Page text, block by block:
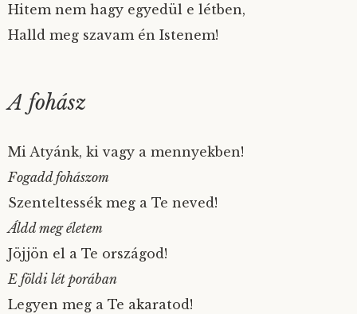
Hitem nem hagy egyedül e létben,
Halld meg szavam én Istenem!
A fohász
Mi Atyánk, ki vagy a mennyekben!
Fogadd fohászom
Szenteltessék meg a Te neved!
Áldd meg életem
Jöjjön el a Te országod!
E földi lét porában
Legyen meg a Te akaratod!